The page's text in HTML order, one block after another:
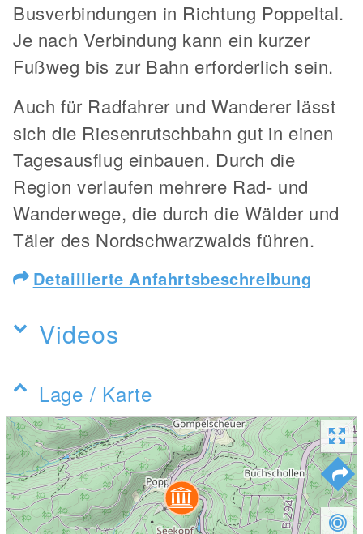
Busverbindungen in Richtung Poppeltal.
Je nach Verbindung kann ein kurzer
Fußweg bis zur Bahn erforderlich sein.
Auch für Radfahrer und Wanderer lässt
sich die Riesenrutschbahn gut in einen
Tagesausflug einbauen. Durch die
Region verlaufen mehrere Rad- und
Wanderwege, die durch die Wälder und
Täler des Nordschwarzwalds führen.
Detaillierte Anfahrtsbeschreibung
Videos
Lage / Karte